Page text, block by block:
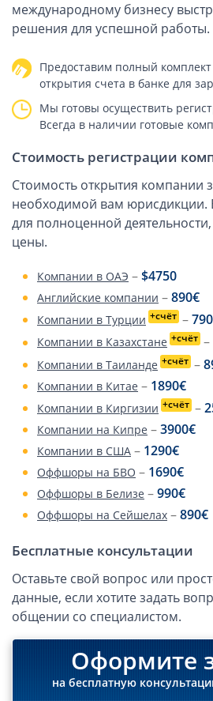
Платежная система Казахстана
ОАЭ, Дубай (компания и счёт)
ОАЭ, Аджман (компания и счёт)
Оффшоры в Панаме
Оффшоры на Сейшелах
Турция (компания и счёт)
Счёт и карта в Турции для физлиц
Счёт и карта в Киргизии для физлиц
Гражданство Вануату
Гражданство Сьерра-Леоне
Европейские и резидентные
Английские партнерства LLP
Ирландские компании LTD
Ирландские партнерства LP
Компании в Сингапуре
Компании на Кипре
Канадские компании LTD
Канадские партнерства LP
Компании в США (Флорида)
Оффшорные компании
Оффшоры в Белизе
Оффшоры на БВО (BVI)
Оффшоры на Маршалловых Островах
Оффшоры в Панаме
Финансовая отчетность
Ликвидация зарубежных компаний
международному бизнесу
решения для успешной работы.
Предоставим полный комплект
открытия счета в банке для
Мы готовы осуществить
Всегда в наличии готовые
Стоимость регистрации
Стоимость открытия компании
необходимой вам юрисдикции.
для полноценной
цены.
Компании в ОАЭ –$4750
Английские компании –890€
Компании в Турции +счёт –
Компании в Казахстане +счёт –
Компании в Таиланде +счёт –
Компании в Китае – 1890€
Компании в Киргизии +счёт –
Компании на Кипре –3900€
Компании в США – 1290€
Оффшоры на БВО – 1690€
Оффшоры в Белизе –990€
Оффшоры на Сейшелах –890€
Бесплатные консультации
Оставьте свой вопрос или
данные, если хотите задать
общении со специалистом.
Оформите
на бесплатную